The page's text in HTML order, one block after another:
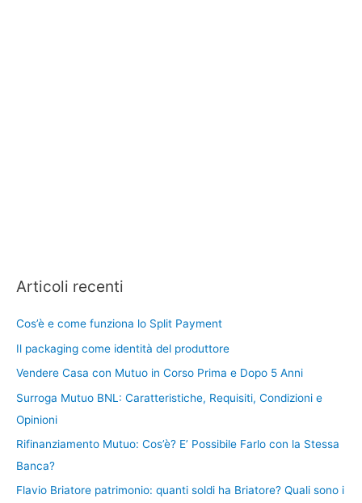
Articoli recenti
Cos’è e come funziona lo Split Payment
Il packaging come identità del produttore
Vendere Casa con Mutuo in Corso Prima e Dopo 5 Anni
Surroga Mutuo BNL: Caratteristiche, Requisiti, Condizioni e
Opinioni
Rifinanziamento Mutuo: Cos’è? E’ Possibile Farlo con la Stessa
Banca?
Flavio Briatore patrimonio: quanti soldi ha Briatore? Quali sono i